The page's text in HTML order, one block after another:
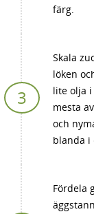
färg.
Skala
löken
lite olja
mesta
och
blanda i
Fördela